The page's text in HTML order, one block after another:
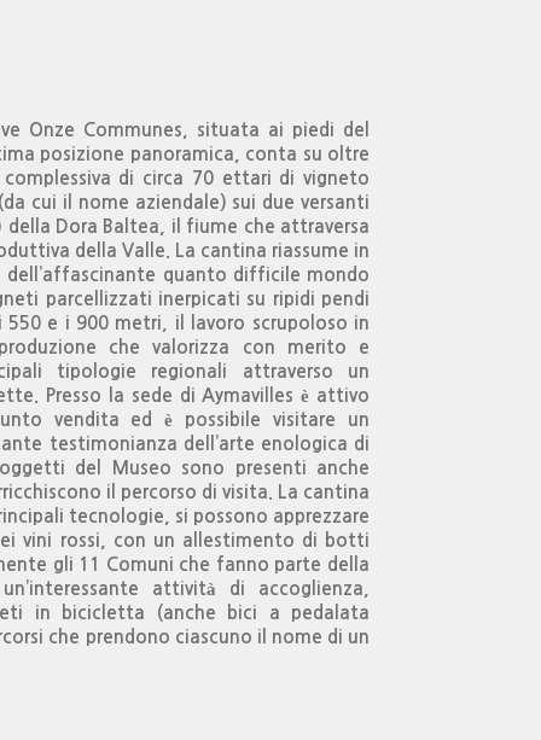
Onze Communes, situata ai piedi del
posizione panoramica, conta su oltre
di circa 70 ettari di vigneto
cui il nome aziendale) sui due versanti
Dora Baltea, il fiume che attraversa
della Valle. La cantina riassume in
quanto difficile mondo
parcellizzati inerpicati su ripidi pendi
e i 900 metri, il lavoro scrupoloso in
che valorizza con merito e
tipologie regionali attraverso un
Presso la sede di Aymavilles è attivo
vendita ed è possibile visitare un
testimonianza dell’arte enologica di
del Museo sono presenti anche
il percorso di visita. La cantina
tecnologie, si possono apprezzare
vini rossi, con un allestimento di botti
gli 11 Comuni che fanno parte della
attività di accoglienza,
in bicicletta (anche bici a pedalata
che prendono ciascuno il nome di un